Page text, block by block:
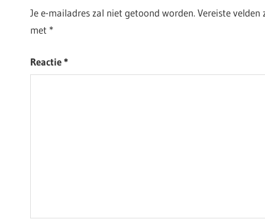
Je e-mailadres zal niet getoond worden.Vereiste velden
met *
Reactie*